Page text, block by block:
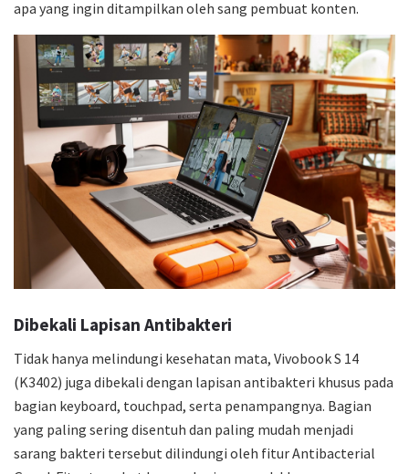
apa yang ingin ditampilkan oleh sang pembuat konten.
Dibekali Lapisan Antibakteri
Tidak hanya melindungi kesehatan mata, Vivobook S 14
(K3402) juga dibekali dengan lapisan antibakteri khusus pada
bagian keyboard, touchpad, serta penampangnya. Bagian
yang paling sering disentuh dan paling mudah menjadi
sarang bakteri tersebut dilindungi oleh fitur Antibacterial